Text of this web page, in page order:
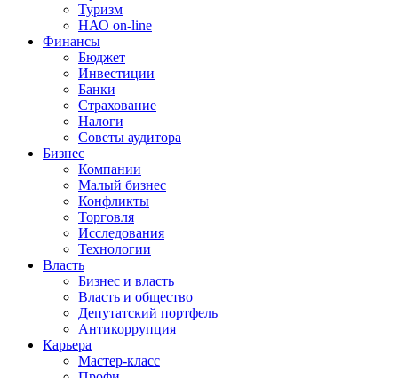
Туризм
НАО on-line
Финансы
Бюджет
Инвестиции
Банки
Страхование
Налоги
Советы аудитора
Бизнес
Компании
Малый бизнес
Конфликты
Торговля
Исследования
Технологии
Власть
Бизнес и власть
Власть и общество
Депутатский портфель
Антикоррупция
Карьера
Мастер-класс